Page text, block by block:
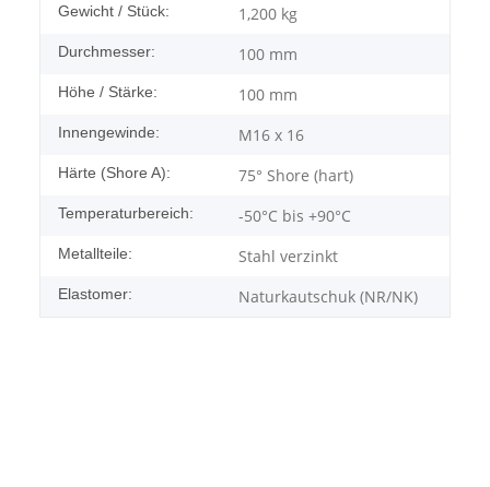
Gewicht / Stück: 1,200 kg
Durchmesser: 100 mm
Höhe / Stärke: 100 mm
Innengewinde: M16 x 16
Härte (Shore A): 75° Shore (hart)
Temperaturbereich: -50°C bis +90°C
Metallteile: Stahl verzinkt
Elastomer: Naturkautschuk (NR/NK)